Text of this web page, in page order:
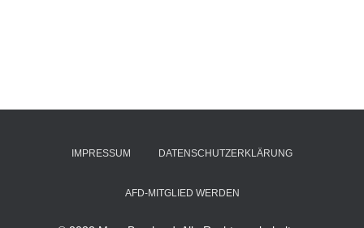
IMPRESSUM DATENSCHUTZERKLÄRUNG
AFD-MITGLIED WERDEN